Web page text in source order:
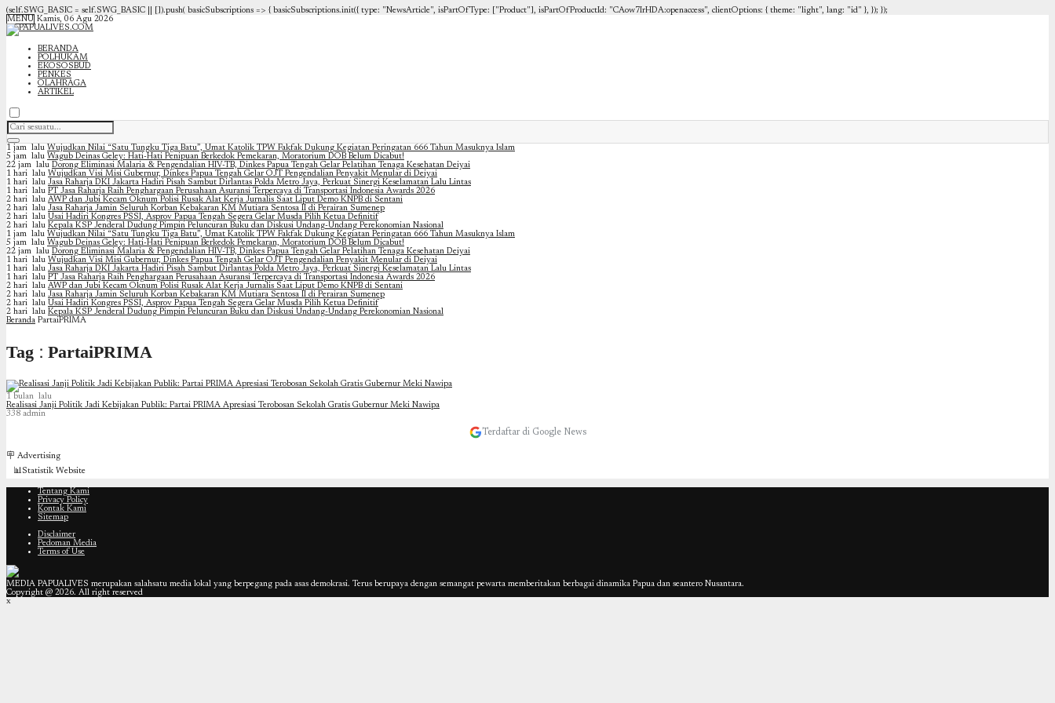
(self.SWG_BASIC = self.SWG_BASIC || []).push( basicSubscriptions => { basicSubscriptions.init({ type: "NewsArticle", isPartOfType: ["Product"], isPartOfProductId: "CAow7IrHDA:openaccess", clientOptions: { theme: "light", lang: "id" }, }); });
MENU Kamis, 06 Agu 2026
BERANDA
POLHUKAM
EKOSOSBUD
PENKES
OLAHRAGA
ARTIKEL
1 jam lalu Wujudkan Nilai “Satu Tungku Tiga Batu”, Umat Katolik TPW Fakfak Dukung Kegiatan Peringatan 666 Tahun Masuknya Islam
5 jam lalu Wagub Deinas Geley: Hati-Hati Penipuan Berkedok Pemekaran, Moratorium DOB Belum Dicabut!
22 jam lalu Dorong Eliminasi Malaria & Pengendalian HIV-TB, Dinkes Papua Tengah Gelar Pelatihan Tenaga Kesehatan Deiyai
1 hari lalu Wujudkan Visi Misi Gubernur, Dinkes Papua Tengah Gelar OJT Pengendalian Penyakit Menular di Deiyai
1 hari lalu Jasa Raharja DKI Jakarta Hadiri Pisah Sambut Dirlantas Polda Metro Jaya, Perkuat Sinergi Keselamatan Lalu Lintas
1 hari lalu PT Jasa Raharja Raih Penghargaan Perusahaan Asuransi Terpercaya di Transportasi Indonesia Awards 2026
2 hari lalu AWP dan Jubi Kecam Oknum Polisi Rusak Alat Kerja Jurnalis Saat Liput Demo KNPB di Sentani
2 hari lalu Jasa Raharja Jamin Seluruh Korban Kebakaran KM Mutiara Sentosa II di Perairan Sumenep
2 hari lalu Usai Hadiri Kongres PSSI, Asprov Papua Tengah Segera Gelar Musda Pilih Ketua Definitif
2 hari lalu Kepala KSP Jenderal Dudung Pimpin Peluncuran Buku dan Diskusi Undang-Undang Perekonomian Nasional
1 jam lalu Wujudkan Nilai “Satu Tungku Tiga Batu”, Umat Katolik TPW Fakfak Dukung Kegiatan Peringatan 666 Tahun Masuknya Islam
5 jam lalu Wagub Deinas Geley: Hati-Hati Penipuan Berkedok Pemekaran, Moratorium DOB Belum Dicabut!
22 jam lalu Dorong Eliminasi Malaria & Pengendalian HIV-TB, Dinkes Papua Tengah Gelar Pelatihan Tenaga Kesehatan Deiyai
1 hari lalu Wujudkan Visi Misi Gubernur, Dinkes Papua Tengah Gelar OJT Pengendalian Penyakit Menular di Deiyai
1 hari lalu Jasa Raharja DKI Jakarta Hadiri Pisah Sambut Dirlantas Polda Metro Jaya, Perkuat Sinergi Keselamatan Lalu Lintas
1 hari lalu PT Jasa Raharja Raih Penghargaan Perusahaan Asuransi Terpercaya di Transportasi Indonesia Awards 2026
2 hari lalu AWP dan Jubi Kecam Oknum Polisi Rusak Alat Kerja Jurnalis Saat Liput Demo KNPB di Sentani
2 hari lalu Jasa Raharja Jamin Seluruh Korban Kebakaran KM Mutiara Sentosa II di Perairan Sumenep
2 hari lalu Usai Hadiri Kongres PSSI, Asprov Papua Tengah Segera Gelar Musda Pilih Ketua Definitif
2 hari lalu Kepala KSP Jenderal Dudung Pimpin Peluncuran Buku dan Diskusi Undang-Undang Perekonomian Nasional
Beranda PartaiPRIMA
Tag : PartaiPRIMA
1 bulan lalu
Realisasi Janji Politik Jadi Kebijakan Publik: Partai PRIMA Apresiasi Terobosan Sekolah Gratis Gubernur Meki Nawipa
338 admin
Terdaftar di Google News
🪧 Advertising
📊Statistik Website
Tentang Kami
Privacy Policy
Kontak Kami
Sitemap
Disclaimer
Pedoman Media
Terms of Use
MEDIA PAPUALIVES merupakan salahsatu media lokal yang berpegang pada asas demokrasi. Terus berupaya dengan semangat pewarta memberitakan berbagai dinamika Papua dan seantero Nusantara.
Copyright @ 2026. All right reserved
x